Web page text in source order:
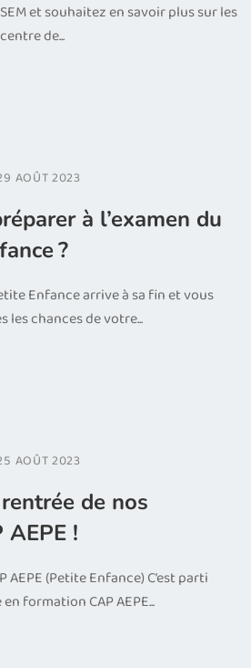
et souhaitez en savoir plus sur les
de...
AOÛT 2023
à l’examen du
?
Enfance arrive à sa fin et vous
chances de votre...
AOÛT 2023
de nos
!
AEPE (Petite Enfance) C’est parti
formation CAP AEPE...